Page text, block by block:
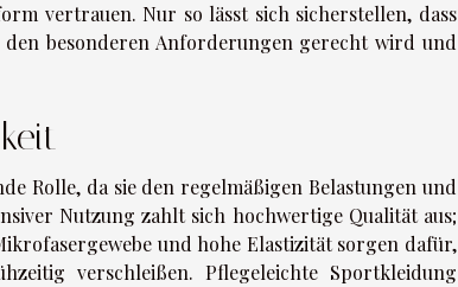
vertrauen. Nur so lässt sich sicherstellen, dass
besonderen Anforderungen gerecht wird und
Rolle, da sie den regelmäßigen Belastungen und
Nutzung zahlt sich hochwertige Qualität aus;
und hohe Elastizität sorgen dafür,
verschleißen. Pflegeleichte Sportkleidung